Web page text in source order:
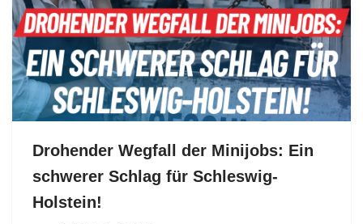
Drohender Wegfall der Minijobs: Ein
schwerer Schlag für Schleswig-
Holstein!